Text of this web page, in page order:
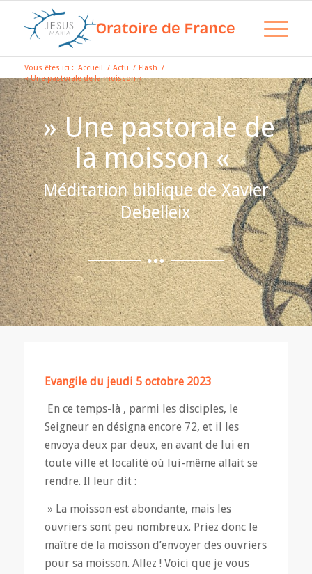
Vous êtes ici : Accueil / Actu / Flash /
« Une pastorale de la moisson »
» Une pastorale de
la moisson «
Méditation biblique de Xavier
Debelleix
Evangile du jeudi 5 octobre 2023
En ce temps-là , parmi les disciples, le
Seigneur en désigna encore 72, et il les
envoya deux par deux, en avant de lui en
toute ville et localité où lui-même allait se
rendre. Il leur dit :
» La moisson est abondante, mais les
ouvriers sont peu nombreux. Priez donc le
maître de la moisson d’envoyer des ouvriers
pour sa moisson. Allez ! Voici que je vous